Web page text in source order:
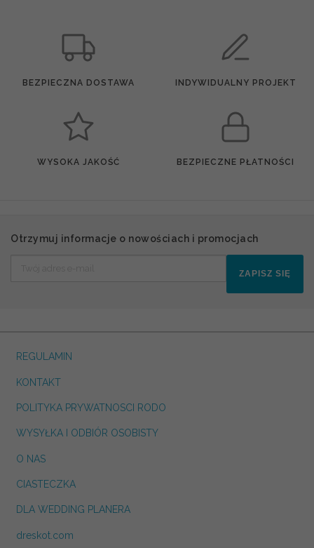
BEZPIECZNA DOSTAWA INDYWIDUALNY PROJEKT
WYSOKA JAKOŚĆ BEZPIECZNE PŁATNOŚCI
Otrzymuj informacje o nowościach i promocjach
ZAPISZ SIĘ
REGULAMIN
KONTAKT
POLITYKA PRYWATNOSCI RODO
WYSYŁKA I ODBIÓR OSOBISTY
O NAS
CIASTECZKA
DLA WEDDING PLANERA
dreskot.com